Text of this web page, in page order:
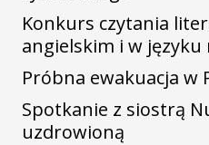
Konkurs czytania
angielskim i w języku
Próbna ewakuacja w
Spotkanie z siostrą
uzdrowioną